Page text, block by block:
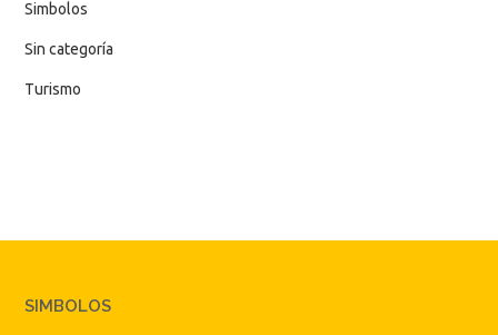
Simbolos
Sin categoría
Turismo
SIMBOLOS